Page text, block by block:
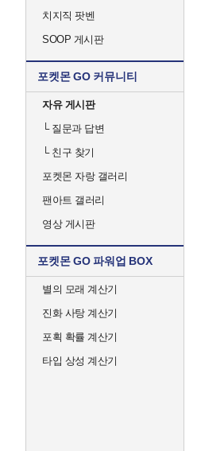
치지직 팟벤
SOOP 게시판
포켓몬 GO 커뮤니티
자유 게시판
└질문과 답변
└친구 찾기
포켓몬 자랑 갤러리
팬아트 갤러리
영상 게시판
포켓몬 GO 파워업 BOX
별의 모래 계산기
진화 사탕 계산기
포획 확률 계산기
타입 상성 계산기